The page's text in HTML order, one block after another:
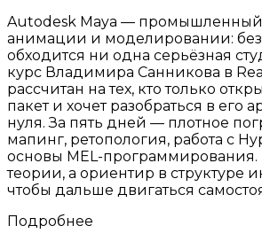
Autodesk Maya — промышленный
анимации и моделировании: без
обходится ни одна серьёзная
курс Владимира Санникова в
рассчитан на тех, кто только
пакет и хочет разобраться в его
нуля. За пять дней — плотное
мапинг, ретопология, работа с
основы MEL-
теории, а ориентир в структуре
чтобы дальше двигаться
Подробнее